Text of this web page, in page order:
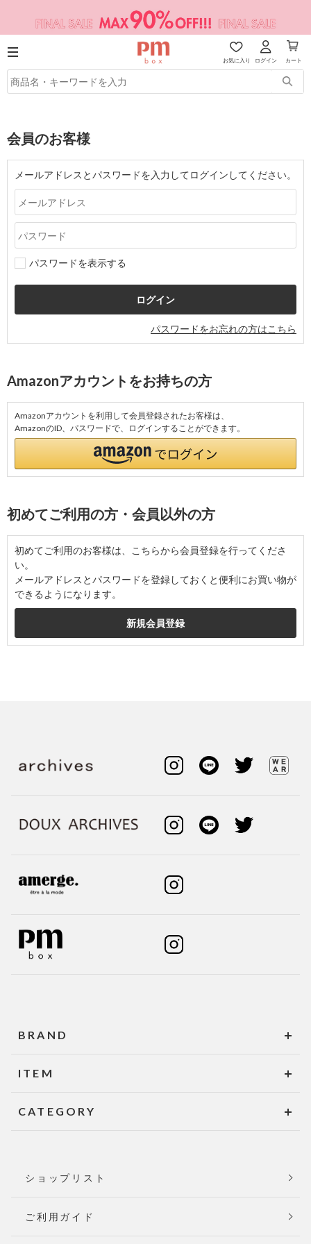
お気に入り ログイン カート
会員のお客様
メールアドレスとパスワードを入力してログインしてください。
パスワードを表示する
パスワードをお忘れの方はこちら
Amazonアカウントをお持ちの方
Amazonアカウントを利用して会員登録されたお客様は、
AmazonのID、パスワードで、ログインすることができます。
初めてご利用の方・会員以外の方
初めてご利用のお客様は、こちらから会員登録を行ってくださ
い。
メールアドレスとパスワードを登録しておくと便利にお買い物が
できるようになります。
BRAND
ITEM
CATEGORY
ショップリスト
ご利用ガイド